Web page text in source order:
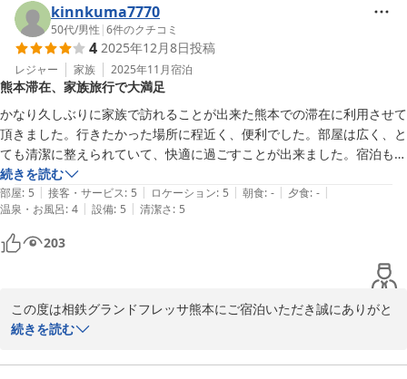
立地やアクセスについて丁寧にご説明いただき、またお得にご利
用いただけたようで、スタッフ一同大変嬉しく拝読いたしました。
アーケードを利用して雨の日でも快適にお越しいただける点や、設
備の新しさ、広めのお部屋・ベッドについてご満足いただけたこ
と、光栄に存じます。
チェックインの機械受付や、スタッフの挨拶にもご好印象をお持ち
いただき、励みになります。
朝食の種類につきましては、貴重なご意見ありがとうございます。
今後のサービス向上の参考にさせていただきます。
お客様の「次回も宿泊候補にしたい」とのお言葉が何より励みと
なります。また熊本へお越しの際は、ぜひご利用をお待ちしており
ます。
フロントスタッフ
相鉄グランドフレッサ 熊本
2025-12-29
kinnkuma7770
50代/男性 |6件のクチコミ
4 2025年12月8日投稿
レジャー 家族 2025年11月宿泊
熊本滞在、家族旅行で大満足
かなり久しぶりに家族で訪れることが出来た熊本での滞在に利用させて
頂きました。行きたかった場所に程近く、便利でした。部屋は広く、と
ても清潔に整えられていて、快適に過ごすことが出来ました。宿泊も含
めて、大満足して帰ることが出来ました。入り口の飾り付けも工夫され
ていて、和ませてもらいました。また、訪れた際は利用したいと思って
います。
続きを読む
部屋: 5 | 接客・サービス: 5 | ロケーション: 5 | 朝食: - | 夕食: - |
温泉・お風呂: 4 | 設備: 5 | 清潔さ: 5
203
この度は相鉄グランドフレッサ熊本にご宿泊いただき誠にありがと
うございます。また貴重なご意見をお寄せいただき、重ねてお礼申
続きを読む